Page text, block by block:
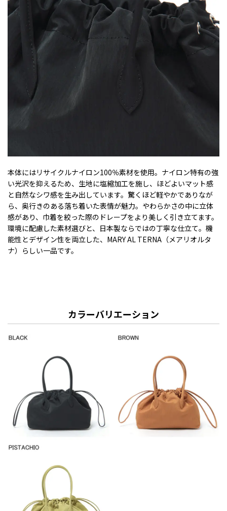
本体にはリサイクルナイロン100％素材を使用。ナイロン特有の強
い光沢を抑えるため、生地に塩縮加工を施し、ほどよいマット感
と自然なシワ感を生み出しています。驚くほど軽やかでありなが
ら、奥行きのある落ち着いた表情が魅力。やわらかさの中に立体
感があり、巾着を絞った際のドレープをより美しく引き立てます。
環境に配慮した素材選びと、日本製ならではの丁寧な仕立て。機
能性とデザイン性を両立した、MARY AL TERNA（メアリオルタ
ナ）らしい一品です。
カラーバリエーション